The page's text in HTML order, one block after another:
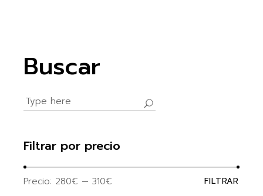
Buscar
Search
for:
Filtrar por precio
FILTRAR
Precio: 280€ —310€